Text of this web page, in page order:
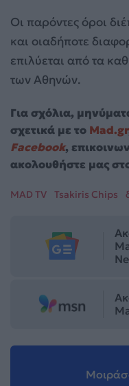
Οι παρόντες όροι
και οιαδήποτε
επιλύεται από τα
των Αθηνών.
Για σχόλια,
σχετικά με το Mad.gr
Facebook,
ακολουθήστε μας
MAD TV Tsakiris Chips